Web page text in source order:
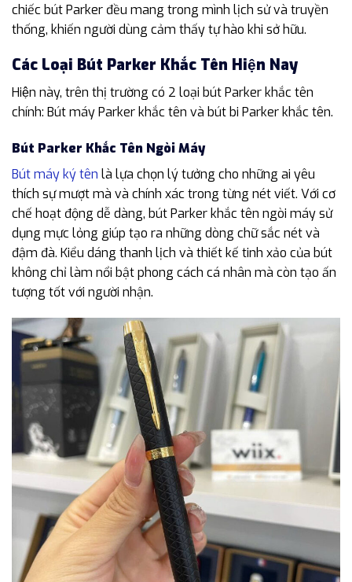
chiếc bút Parker đều mang trong mình lịch sử và truyền
thống, khiến người dùng cảm thấy tự hào khi sở hữu.
Các Loại Bút Parker Khắc Tên Hiện Nay
Hiện này, trên thị trường có 2 loại bút Parker khắc tên
chính: Bút máy Parker khắc tên và bút bi Parker khắc tên.
Bút Parker Khắc Tên Ngòi Máy
Bút máy ký tên là lựa chọn lý tưởng cho những ai yêu
thích sự mượt mà và chính xác trong từng nét viết. Với cơ
chế hoạt động dễ dàng, bút Parker khắc tên ngòi máy sử
dụng mực lỏng giúp tạo ra những dòng chữ sắc nét và
đậm đà. Kiểu dáng thanh lịch và thiết kế tinh xảo của bút
không chỉ làm nổi bật phong cách cá nhân mà còn tạo ấn
tượng tốt với người nhận.